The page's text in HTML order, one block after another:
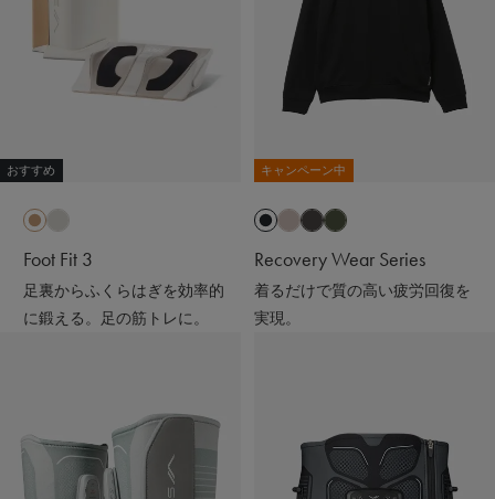
おすすめ
Foot Fit 3
足裏からふくらはぎを効率的
に鍛える。足の筋トレに。
キャンペーン中
Recovery Wear Series
着るだけで質の高い疲労回復を
実現。